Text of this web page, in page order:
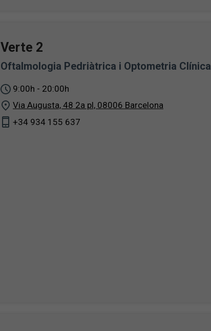
Verte 2
Oftalmologia Pedriàtrica i Optometria Clínica
9:00h - 20:00h
Via Augusta, 48 2a pl, 08006 Barcelona
+34 934 155 637